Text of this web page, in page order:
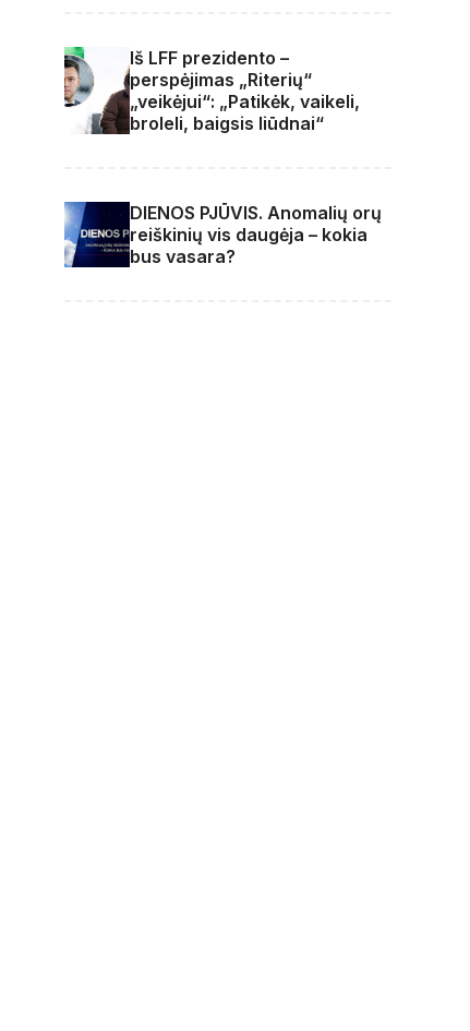
Iš LFF prezidento –
perspėjimas „Riterių“
„veikėjui“: „Patikėk, vaikeli,
broleli, baigsis liūdnai“
DIENOS PJŪVIS. Anomalių orų
reiškinių vis daugėja – kokia
bus vasara?